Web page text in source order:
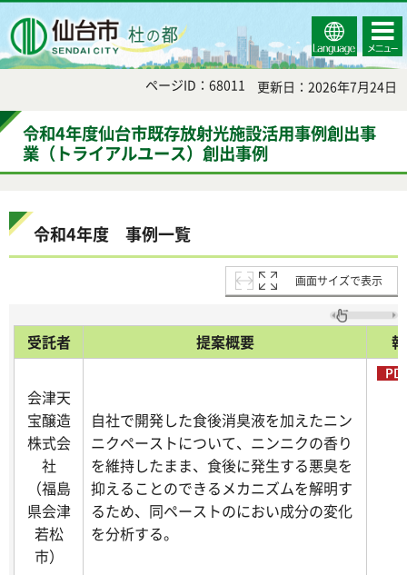
Select
Language
コンテ
ンツメ
ニュー
ページID：68011 更新日：2026年7月24日
令和4年度仙台市既存放射光施設活用事例創出事
業（トライアルユース）創出事例
令和4年度 事例一覧
画面サイズで表示
受託者 提案概要
会津天
宝醸造
株式会
社
（福島
県会津
若松
市）
自社で開発した食後消臭液を加えたニン
ニクペーストについて、ニンニクの香り
を維持したまま、食後に発生する悪臭を
抑えることのできるメカニズムを解明す
るため、同ペーストのにおい成分の変化
を分析する。